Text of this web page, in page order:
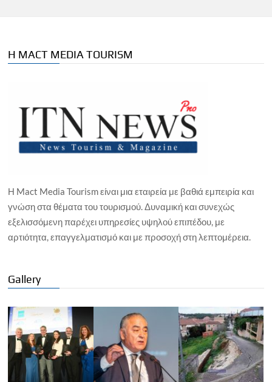
Η MACT MEDIA TOURISM
Η Mact Media Tourism είναι μια εταιρεία με βαθιά εμπειρία και
γνώση στα θέματα του τουρισμού. Δυναμική και συνεχώς
εξελισσόμενη παρέχει υπηρεσίες υψηλού επιπέδου, με
αρτιότητα, επαγγελματισμό και με προσοχή στη λεπτομέρεια.
Gallery